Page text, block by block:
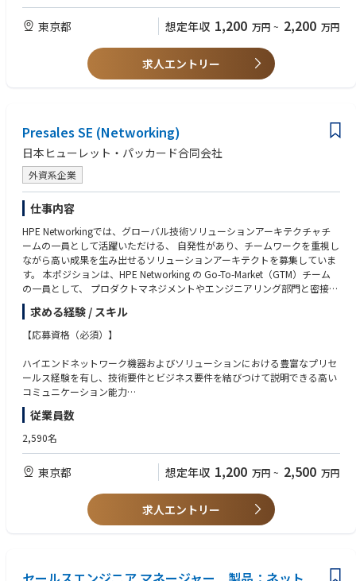
東京都 想定年収 1,200 万円 ~ 2,200 万円
求人エントリー
Presales SE (Networking)
日本ヒューレット・パッカード合同会社
外資系企業
仕事内容
HPE Networkingでは、グローバル技術ソリューションアーキテクチャチ
ームの一員として活躍いただける、 自発性があり、チームワークを重視し
ながら高い成果を生み出せるソリューションアーキテクトを募集していま
す。 本ポジションは、HPE Networking の Go-To-Market（GTM）チーム
の一員として、 プロダクトマネジメントやエンジニアリング部門と密接に
連携しながら、 先進的かつ新しいネットワーク技術領域における技術的な
価値提案をリードする役割を担います。 HPE Juniper Networking の製
品・ソリューションに加え、 HPE Networking が描くネットワークインフ
門知識と実践的な経験が求められます。 また、業界動向や標準技術にも精
通し、IETF、NOG、GSMA、ORAN などの標準化活動や 技術コミュニティ
への関与、講演などを行う機会もあります。
【主な業務内容】
セールスと連携し、当社ルーティングインフラソリューションの技術的価
大規模案件における技術的な適合性を評価し、最適なアプローチをセール
お客様要件を満たすネットワークインフラのエンドツーエンドアーキテク
チャ設計を主導する
ハードウェア／ソフトウェア構成や、プロジェクト成功に向けたベストプ
求める経験 / スキル
【応募資格（必須）】
ハイエンドネットワーク機器およびソリューションにおける豊富なプリセ
ールス経験を有し、技術要件とビジネス要件を結びつけて説明できる高い
コミュニケーション能力
サービスプロバイダー向け WAN インフラ、IP ルーティング、イーサネッ
トスイッチングにおける 15年以上の実務経験
大規模ネットワーク、データセンター IP Fabric、SDN の設計経験
C レベルや技術意思決定者に対して、複雑な技術内容を分かりやすく説明
し、信頼関係を構築できる能力
以下の領域における高度な知識および実践経験：
IP/MPLS コア／アクセス／メトロ／エッジネットワーク、および MPLS-TE
（トラフィックエンジニアリング）の設計・運用
ACX、MX、PTX、QFX シリーズなどの HPE Networking 製品または同等製
従業員数
2,590名
東京都 想定年収 1,200 万円 ~ 2,500 万円
求人エントリー